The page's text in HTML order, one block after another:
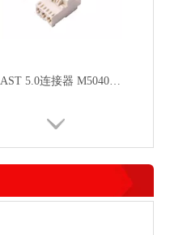
RAST 5.0连接器 M5040 90°出线